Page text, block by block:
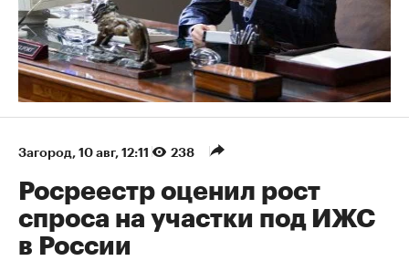
Загород⁠, 10 авг, 12:11 238
Росреестр оценил рост
спроса на участки под ИЖС
в России